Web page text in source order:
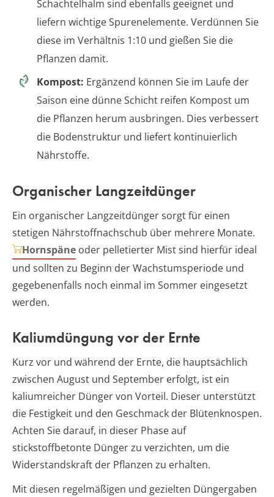
Schachtelhalm sind ebenfalls geeignet und
liefern wichtige Spurenelemente. Verdünnen Sie
diese im Verhältnis 1:10 und gießen Sie die
Pflanzen damit.
Kompost: Ergänzend können Sie im Laufe der
Saison eine dünne Schicht reifen Kompost um
die Pflanzen herum ausbringen. Dies verbessert
die Bodenstruktur und liefert kontinuierlich
Nährstoffe.
Organischer Langzeitdünger
Ein organischer Langzeitdünger sorgt für einen
stetigen Nährstoffnachschub über mehrere Monate.
Hornspäne oder pelletierter Mist sind hierfür ideal
und sollten zu Beginn der Wachstumsperiode und
gegebenenfalls noch einmal im Sommer eingesetzt
werden.
Kaliumdüngung vor der Ernte
Kurz vor und während der Ernte, die hauptsächlich
zwischen August und September erfolgt, ist ein
kaliumreicher Dünger von Vorteil. Dieser unterstützt
die Festigkeit und den Geschmack der Blütenknospen.
Achten Sie darauf, in dieser Phase auf
stickstoffbetonte Dünger zu verzichten, um die
Widerstandskraft der Pflanzen zu erhalten.
Mit diesen regelmäßigen und gezielten Düngergaben